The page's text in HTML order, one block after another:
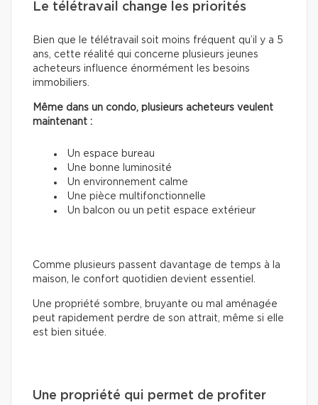
Le télétravail change les priorités
Bien que le télétravail soit moins fréquent qu’il y a 5
ans, cette réalité qui concerne plusieurs jeunes
acheteurs influence énormément les besoins
immobiliers.
Même dans un condo, plusieurs acheteurs veulent
maintenant :
Un espace bureau
Une bonne luminosité
Un environnement calme
Une pièce multifonctionnelle
Un balcon ou un petit espace extérieur
Comme plusieurs passent davantage de temps à la
maison, le confort quotidien devient essentiel.
Une propriété sombre, bruyante ou mal aménagée
peut rapidement perdre de son attrait, même si elle
est bien située.
Une propriété qui permet de profiter